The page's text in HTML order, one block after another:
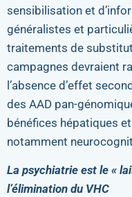
sensibilisation et
généralistes et
traitements de
campagnes devraient
l’absence d’effet
des AAD pan-
bénéfices hépatiques
notamment
La psychiatrie est le «
l’élimination du VHC